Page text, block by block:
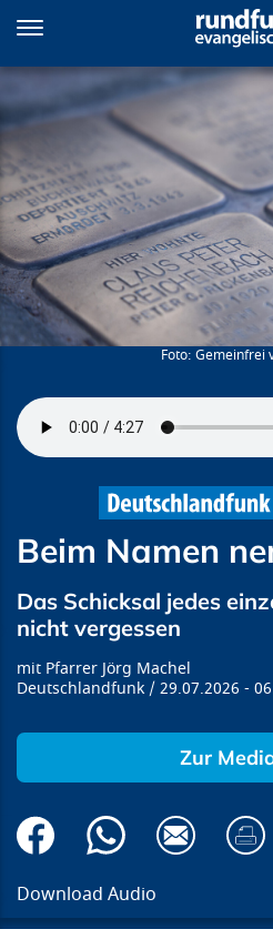
zum
Inhalt
Beim Namen
Gemeinfrei
Beim Namen
Das Schicksal jedes
nicht vergessen
Pfarrer Jörg Machel
Deutschlandfunk
29.07.2026
Zur
Download Audio